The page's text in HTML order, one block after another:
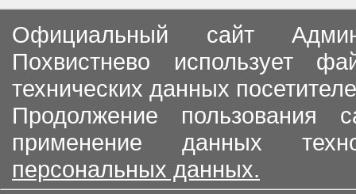
Официальный сайт
Похвистнево использует
технических данных
Продолжение пользования
применение данных
персональных данных.